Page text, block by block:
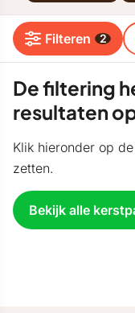
Filteren 2
De filtering
resultaten
Klik hieronder op
zetten.
Bekijk alle